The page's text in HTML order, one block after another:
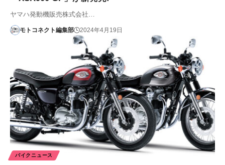
ヤマハ発動機販売株式会社…
モトコネクト編集部 2024年4月19日
バイクニュース